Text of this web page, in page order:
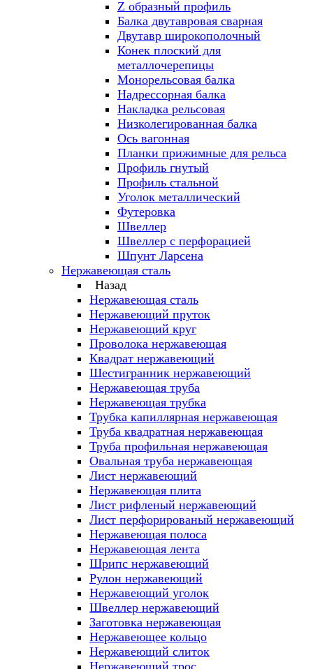
Z образный профиль
Балка двутавровая сварная
Двутавр широкополочный
Конек плоский для
металлочерепицы
Монорельсовая балка
Надрессорная балка
Накладка рельсовая
Низколегированная балка
Ось вагонная
Планки прижимные для рельса
Профиль гнутый
Профиль стальной
Уголок металлический
Футеровка
Швеллер
Швеллер с перфорацией
Шпунт Ларсена
Нержавеющая сталь
Назад
Нержавеющая сталь
Нержавеющий пруток
Нержавеющий круг
Проволока нержавеющая
Квадрат нержавеющий
Шестигранник нержавеющий
Нержавеющая труба
Нержавеющая трубка
Трубка капиллярная нержавеющая
Труба квадратная нержавеющая
Труба профильная нержавеющая
Овальная труба нержавеющая
Лист нержавеющий
Нержавеющая плита
Лист рифленый нержавеющий
Лист перфорированый нержавеющий
Нержавеющая полоса
Нержавеющая лента
Шрипс нержавеющий
Рулон нержавеющий
Нержавеющий уголок
Швеллер нержавеющий
Заготовка нержавеющая
Нержавеющее кольцо
Нержавеющий слиток
Нержавеющий трос